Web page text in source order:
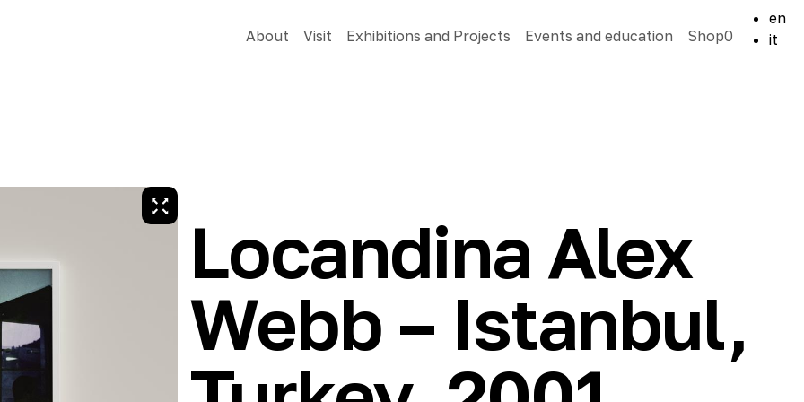
About
Visit Exhibitions and Projects Events and education Shop0
en
it
Locandina Alex
Webb – Istanbul,